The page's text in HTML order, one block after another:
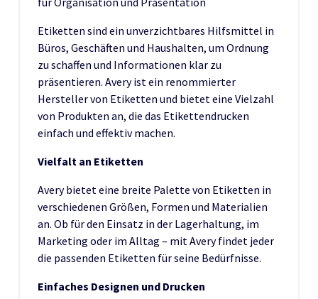
Etiketten sind ein unverzichtbares Hilfsmittel in
Büros, Geschäften und Haushalten, um Ordnung
zu schaffen und Informationen klar zu
präsentieren. Avery ist ein renommierter
Hersteller von Etiketten und bietet eine Vielzahl
von Produkten an, die das Etikettendrucken
einfach und effektiv machen.
Vielfalt an Etiketten
Avery bietet eine breite Palette von Etiketten in
verschiedenen Größen, Formen und Materialien
an. Ob für den Einsatz in der Lagerhaltung, im
Marketing oder im Alltag – mit Avery findet jeder
die passenden Etiketten für seine Bedürfnisse.
Einfaches Designen und Drucken